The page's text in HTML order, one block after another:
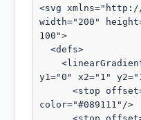
<svg xmlns="http://
width="200"
100">
y1="0" x2="1"
color="#089111"/>